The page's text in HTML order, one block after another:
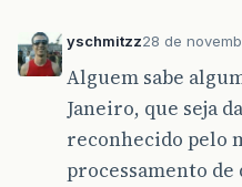
yschmitzz28 de
Alguem sabe
Janeiro, que seja
reconhecido pelo
processamento de